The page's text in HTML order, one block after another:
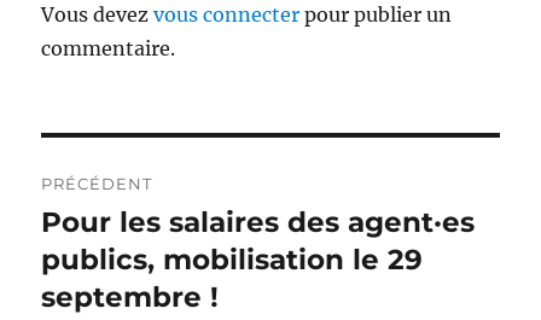
Vous devezvous connecter pour publier un
commentaire.
de
l’article
PRÉCÉDENT
Publication
précédente :
Pour les salaires des agent·es
publics, mobilisation le 29
septembre !